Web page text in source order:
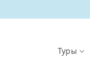
Туры